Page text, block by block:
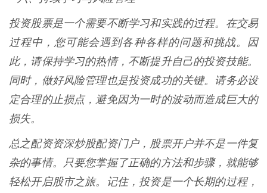
投资股票是一个需要不断学习和实践的过程。在交易
过程中，您可能会遇到各种各样的问题和挑战。因
此，请保持学习的热情，不断提升自己的投资技能。
同时，做好风险管理也是投资成功的关键。请务必设
定合理的止损点，避免因为一时的波动而造成巨大的
损失。
总之配资资深炒股配资门户，股票开户并不是一件复
杂的事情。只要您掌握了正确的方法和步骤，就能够
轻松开启股市之旅。记住，投资是一个长期的过程，